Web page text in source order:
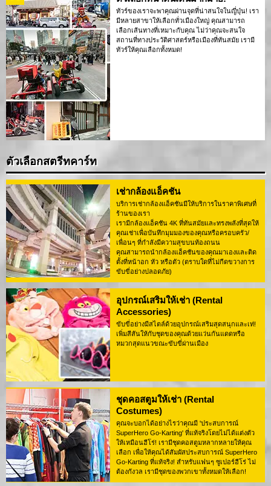
ทัวร์ของเราจะพาคุณผ่านจุดที่น่าสนใจในญี่ปุ่น! เรา
มีหลายสาขาให้เลือกทั่วเมืองใหญ่ คุณสามารถ
เลือกเส้นทางที่เหมาะกับคุณ ไม่ว่าคุณจะสนใจ
สถานที่ทางประวัติศาสตร์หรือเมืองที่ทันสมัย เรามี
ทัวร์ให้คุณเลือกทั้งหมด!
ตัวเลือกสตรีทคาร์ท
เช่ากล้องแอ็คชัน
บริการเช่ากล้องแอ็คชันมีให้บริการในราคาพิเศษที่
ร้านของเรา
เรามีกล้องแอ็คชัน 4K ที่ทันสมัยและทรงพลังที่สุดให้
คุณเช่าเพื่อบันทึกมุมมองของคุณหรือครอบครัว/
เพื่อนๆ ที่กำลังมีความสุขบนท้องถนน
คุณสามารถนำกล้องแอ็คชันของคุณมาเองและติด
ตั้งที่หน้าอก หัว หรือตัว (ตราบใดที่ไม่กีดขวางการ
ขับขี่อย่างปลอดภัย)
อุปกรณ์เสริมให้เช่า (Rental
Accessories)
ขับขี่อย่างมีสไตล์ด้วยอุปกรณ์เสริมสุดสนุกและเท่!
เพิ่มสีสันให้กับชุดของคุณด้วยแว่นกันแดดหรือ
หมวกสุดแนวขณะขับขี่ผ่านเมือง
ชุดคอสตูมให้เช่า (Rental
Costumes)
คุณจะบอกได้อย่างไรว่าคุณมี 'ประสบการณ์
SuperHero Go-Karting' ที่แท้จริงโดยไม่ได้แต่งตัว
ให้เหมือนฮีโร่! เรามีชุดคอสตูมหลากหลายให้คุณ
เลือก เพื่อให้คุณได้สัมผัสประสบการณ์ SuperHero
Go-Karting ที่แท้จริง! สำหรับแฟนๆ ซูเปอร์ฮีโร่ ไม่
ต้องกังวล เรามีชุดของพวกเขาทั้งหมดให้เลือก!